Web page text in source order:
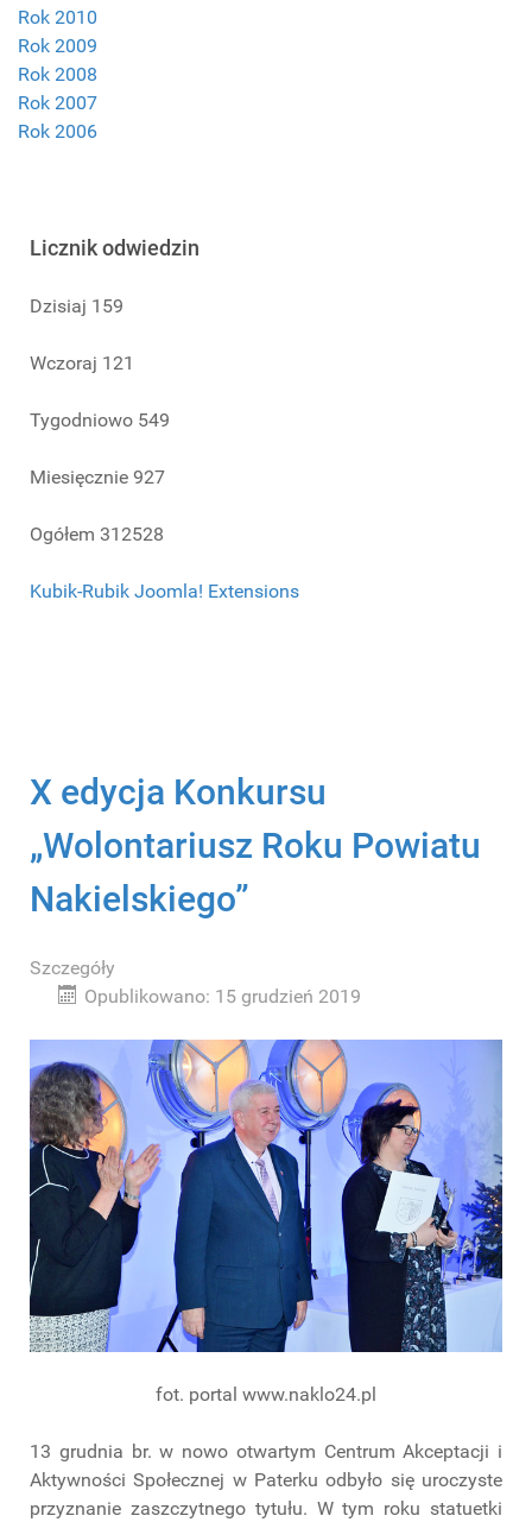
Rok 2010
Rok 2009
Rok 2008
Rok 2007
Rok 2006
Licznik odwiedzin
Dzisiaj 159
Wczoraj 121
Tygodniowo 549
Miesięcznie 927
Ogółem 312528
Kubik-Rubik Joomla! Extensions
X edycja Konkursu
„Wolontariusz Roku Powiatu
Nakielskiego”
Szczegóły
Opublikowano: 15 grudzień 2019
fot. portal www.naklo24.pl
13 grudnia br. w nowo otwartym Centrum Akceptacji i
Aktywności Społecznej w Paterku odbyło się uroczyste
przyznanie zaszczytnego tytułu. W tym roku statuetki